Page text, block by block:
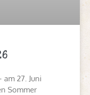
27. Juni
Sommer